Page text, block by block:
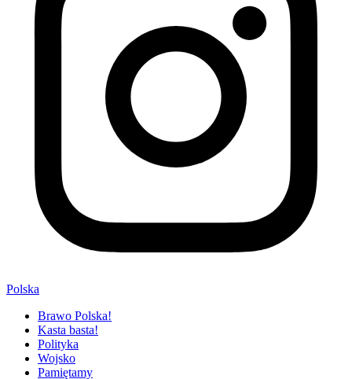
Polska
Brawo Polska!
Kasta basta!
Polityka
Wojsko
Pamiętamy